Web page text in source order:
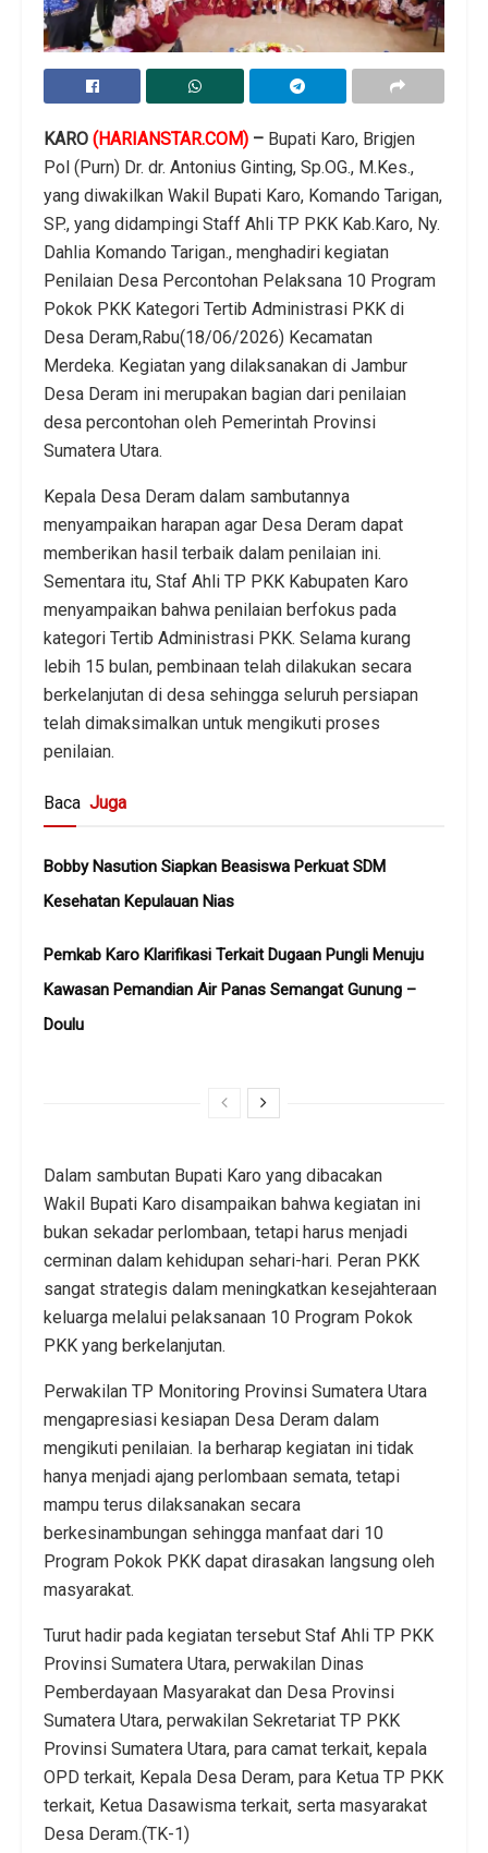
KARO (HARIANSTAR.COM) – Bupati Karo, Brigjen
Pol (Purn) Dr. dr. Antonius Ginting, Sp.OG., M.Kes.,
yang diwakilkan Wakil Bupati Karo, Komando Tarigan,
SP., yang didampingi Staff Ahli TP PKK Kab.Karo, Ny.
Dahlia Komando Tarigan., menghadiri kegiatan
Penilaian Desa Percontohan Pelaksana 10 Program
Pokok PKK Kategori Tertib Administrasi PKK di
Desa Deram,Rabu(18/06/2026) Kecamatan
Merdeka. Kegiatan yang dilaksanakan di Jambur
Desa Deram ini merupakan bagian dari penilaian
desa percontohan oleh Pemerintah Provinsi
Sumatera Utara.
Kepala Desa Deram dalam sambutannya
menyampaikan harapan agar Desa Deram dapat
memberikan hasil terbaik dalam penilaian ini.
Sementara itu, Staf Ahli TP PKK Kabupaten Karo
menyampaikan bahwa penilaian berfokus pada
kategori Tertib Administrasi PKK. Selama kurang
lebih 15 bulan, pembinaan telah dilakukan secara
berkelanjutan di desa sehingga seluruh persiapan
telah dimaksimalkan untuk mengikuti proses
penilaian.
Baca Juga
Bobby Nasution Siapkan Beasiswa Perkuat SDM
Kesehatan Kepulauan Nias
Pemkab Karo Klarifikasi Terkait Dugaan Pungli Menuju
Kawasan Pemandian Air Panas Semangat Gunung –
Doulu ‎
Dalam sambutan Bupati Karo yang dibacakan
Wakil Bupati Karo disampaikan bahwa kegiatan ini
bukan sekadar perlombaan, tetapi harus menjadi
cerminan dalam kehidupan sehari-hari. Peran PKK
sangat strategis dalam meningkatkan kesejahteraan
keluarga melalui pelaksanaan 10 Program Pokok
PKK yang berkelanjutan.
Perwakilan TP Monitoring Provinsi Sumatera Utara
mengapresiasi kesiapan Desa Deram dalam
mengikuti penilaian. Ia berharap kegiatan ini tidak
hanya menjadi ajang perlombaan semata, tetapi
mampu terus dilaksanakan secara
berkesinambungan sehingga manfaat dari 10
Program Pokok PKK dapat dirasakan langsung oleh
masyarakat.
Turut hadir pada kegiatan tersebut Staf Ahli TP PKK
Provinsi Sumatera Utara, perwakilan Dinas
Pemberdayaan Masyarakat dan Desa Provinsi
Sumatera Utara, perwakilan Sekretariat TP PKK
Provinsi Sumatera Utara, para camat terkait, kepala
OPD terkait, Kepala Desa Deram, para Ketua TP PKK
terkait, Ketua Dasawisma terkait, serta masyarakat
Desa Deram.(TK-1)